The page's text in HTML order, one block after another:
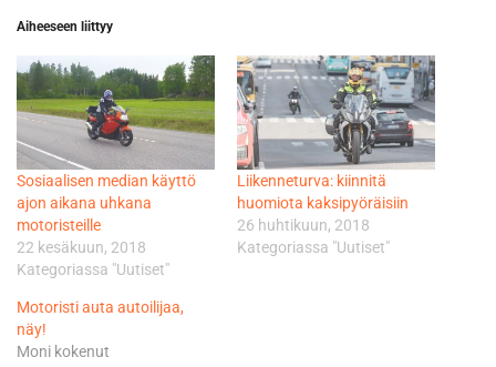
Aiheeseen liittyy
Sosiaalisen median käyttö
ajon aikana uhkana
motoristeille
22 kesäkuun, 2018
Kategoriassa "Uutiset"
Liikenneturva: kiinnitä
huomiota kaksipyöräisiin
26 huhtikuun, 2018
Kategoriassa "Uutiset"
Motoristi auta autoilijaa,
näy!
Moni kokenut